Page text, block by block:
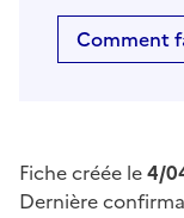
Comment
Fiche créée le4/
Dernière